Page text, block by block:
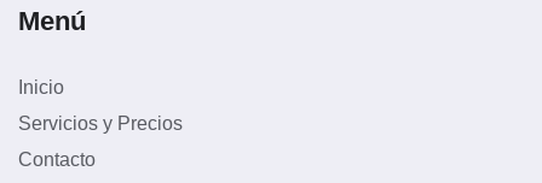
Menú
Inicio
Servicios y Precios
Contacto